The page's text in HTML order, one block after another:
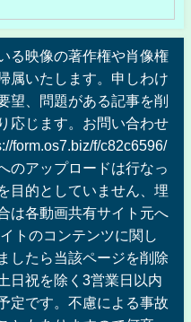
る映像の著作権や肖像権
属いたします。申しわけ
望、問題がある記事を削
応じます。お問い合わせ
form.os7.biz/f/c82c6596/
のアップロードは行なっ
目的としていません、埋
は各動画共有サイト元へ
トのコンテンツに関し
したら当該ページを削除
日祝を除く3営業日以内
定です。不慮による事故